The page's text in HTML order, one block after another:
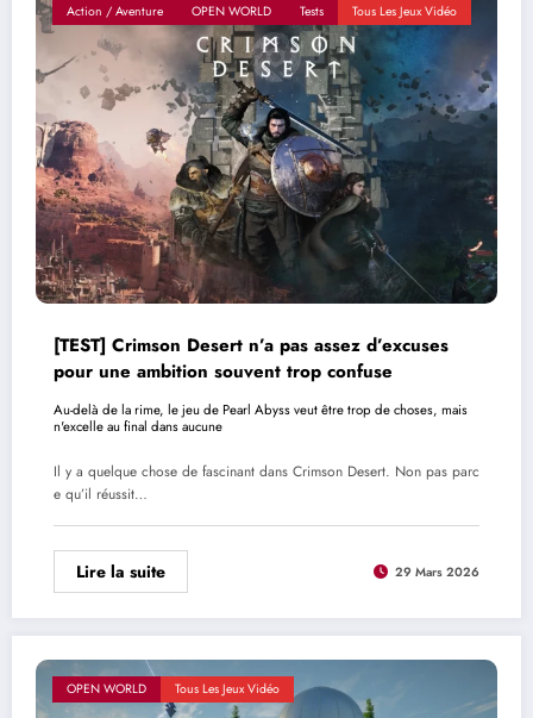
Action / Aventure OPEN WORLD Tests Tous Les Jeux Vidéo
[TEST] Crimson Desert n’a pas assez d’excuses
pour une ambition souvent trop confuse
Au-delà de la rime, le jeu de Pearl Abyss veut être trop de choses, mais
n'excelle au final dans aucune
Il y a quelque chose de fascinant dans Crimson Desert. Non pas parc
e qu’il réussit…
Lire la suite 29 Mars 2026
OPEN WORLD Tous Les Jeux Vidéo